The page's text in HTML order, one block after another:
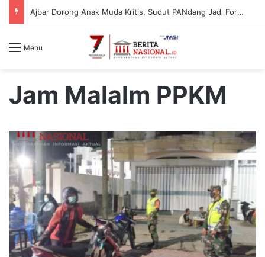
Ajbar Dorong Anak Muda Kritis, Sudut PANdang Jadi Forum Bedah Data Pembangunan Sulbar
Menu
Jam Malalm PPKM